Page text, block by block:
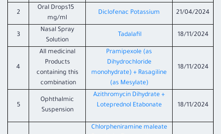
21/04/2024
Diclofenac Potassium
Oral Drops15
mg/ml
2
18/11/2024
Tadalafil
Nasal Spray
Solution
3
18/11/2024
Pramipexole (as
Dihydrochloride
monohydrate) + Rasagiline
(as Mesylate)
All medicinal
Products
containing this
combination
4
18/11/2024
Azithromycin Dihydrate +
Loteprednol Etabonate
Ophthalmic
Suspension
5
Chlorpheniramine maleate